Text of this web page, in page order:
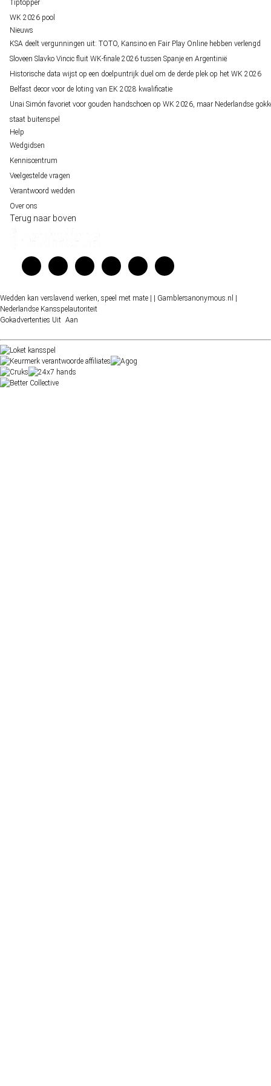
Tiptopper
WK 2026 pool
Nieuws
KSA deelt vergunningen uit: TOTO, Kansino en Fair Play Online hebben verlengd
Sloveen Slavko Vincic fluit WK-finale 2026 tussen Spanje en Argentinië
Historische data wijst op een doelpuntrijk duel om de derde plek op het WK 2026
Belfast decor voor de loting van EK 2028 kwalificatie
Unai Simón favoriet voor gouden handschoen op WK 2026, maar Nederlandse
staat buitenspel
Help
Wedgidsen
Kenniscentrum
Veelgestelde vragen
Verantwoord wedden
Over ons
Terug naar boven
Wedden kan verslavend werken, speel met mate | | Gamblersanonymous.nl
Nederlandse Kansspelautoriteit
Gokadvertenties Uit Aan